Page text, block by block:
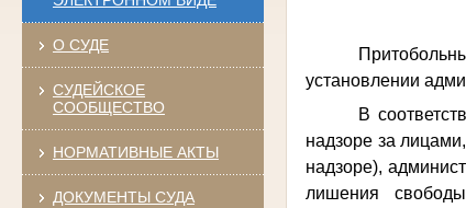
О СУДЕ
СУДЕЙСКОЕ
СООБЩЕСТВО
НОРМАТИВНЫЕ АКТЫ
ДОКУМЕНТЫ СУДА
установлении
В
надзоре за
надзоре),
лишения